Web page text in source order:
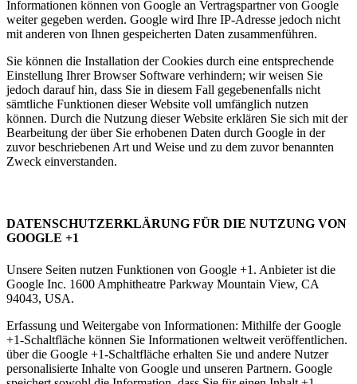
Informationen können von Google an Vertragspartner von Google
weiter gegeben werden. Google wird Ihre IP-Adresse jedoch nicht
mit anderen von Ihnen gespeicherten Daten zusammenführen.
Sie können die Installation der Cookies durch eine entsprechende
Einstellung Ihrer Browser Software verhindern; wir weisen Sie
jedoch darauf hin, dass Sie in diesem Fall gegebenenfalls nicht
sämtliche Funktionen dieser Website voll umfänglich nutzen
können. Durch die Nutzung dieser Website erklären Sie sich mit der
Bearbeitung der über Sie erhobenen Daten durch Google in der
zuvor beschriebenen Art und Weise und zu dem zuvor benannten
Zweck einverstanden.
DATENSCHUTZERKLÄRUNG FÜR DIE NUTZUNG VON
GOOGLE +1
Unsere Seiten nutzen Funktionen von Google +1. Anbieter ist die
Google Inc. 1600 Amphitheatre Parkway Mountain View, CA
94043, USA.
Erfassung und Weitergabe von Informationen: Mithilfe der Google
+1-Schaltfläche können Sie Informationen weltweit veröffentlichen.
über die Google +1-Schaltfläche erhalten Sie und andere Nutzer
personalisierte Inhalte von Google und unseren Partnern. Google